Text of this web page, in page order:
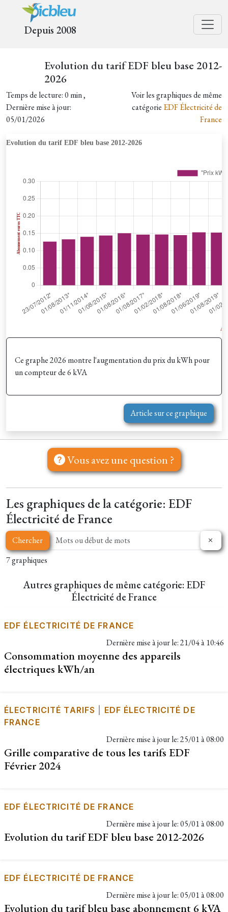
Depuis 2008
Evolution du tarif EDF bleu base 2012-
2026
Temps de lecture: 0 min ,
Dernière mise à jour:
05/01/2026
Voir les graphiques de même
catégorie EDF Électricité de
France
Ce graphe 2026 montre l'augmentation du prix du kWh pour
un compteur de 6 kVA
Article sur ce graphique
Vous avez une question ?
Les graphiques de la catégorie: EDF
Électricité de France
Chercher
7 graphiques
Autres graphiques de même catégorie: EDF
Électricité de France
EDF ÉLECTRICITÉ DE FRANCE
Dernière mise à jour le:21/04 à 10:46
Consommation moyenne des appareils
électriques kWh/an
ÉLECTRICITÉ TARIFS
EDF ÉLECTRICITÉ DE
FRANCE
Dernière mise à jour le:25/01 à 08:00
Grille comparative de tous les tarifs EDF
Février 2024
EDF ÉLECTRICITÉ DE FRANCE
Dernière mise à jour le:05/01 à 08:00
Evolution du tarif EDF bleu base 2012-2026
EDF ÉLECTRICITÉ DE FRANCE
Dernière mise à jour le:05/01 à 08:00
Evolution du tarif bleu base abonnement 6 kVA